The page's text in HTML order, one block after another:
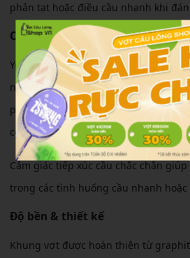
phản tạt hoặc điều cầu nhanh khi
Cảm giác sử dụng
Yonex Astrox 88d Play chính hãng
nhưng không quá khó kiểm soát.
phải giúp người chơi tiết kiệm sức
công liên tiếp.
Cảm giác tiếp xúc cầu chắc chắn
trong các tình huống cầu nhanh hoặc
Độ bền & thiết kế
Khung vợt được hoàn thiện từ